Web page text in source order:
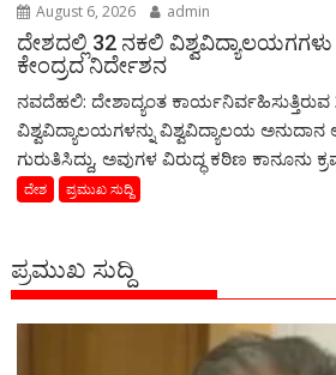
August 6, 2026 admin
ದೇಶದಲ್ಲಿ 32 ನಕಲಿ ವಿಶ್ವವಿದ್ಯಾಲಯಗಗಳು
ಕೇಂದ್ರದ ನಿರ್ದೇಶನ
ನವದೆಹಲಿ: ದೇಶಾದ್ಯಂತ
ವಿಶ್ವವಿದ್ಯಾಲಯಗಳನ್ನು ವಿಶ್ವವಿದ್ಯಾಲಯ
ಗುರುತಿಸಿದ್ದು, ಅವುಗಳ ವಿರುದ್ಧ ಕಠಿಣ ಕಾನೂನು
ದೇಶ ಪ್ರಮುಖ ಸುದ್ದಿ
ಪ್ರಮುಖ ಸುದ್ದಿ